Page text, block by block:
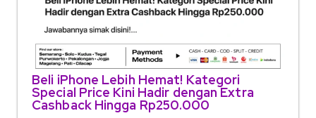
Beli iPhone Lebih Hemat! Kategori
Special Price Kini Hadir dengan Extra
Cashback Hingga Rp250.000